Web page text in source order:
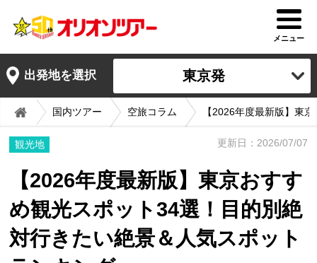
メニュー
出発地を選択 東京発
国内ツアー 空旅コラム 【2026年度最新版】東
観光地 更新日：2026/07/07
【2026年度最新版】東京おすす
め観光スポット34選！目的別絶
対行きたい絶景＆人気スポット